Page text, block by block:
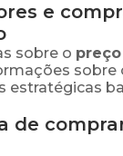
e
sobre o preço
sobre
estratégicas
de